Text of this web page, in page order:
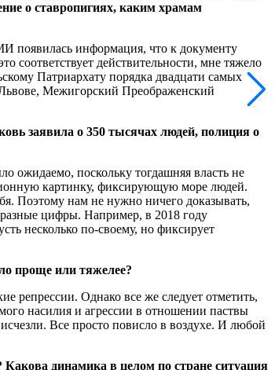
о ставропигиях, каким храмам
появилась информация, что к документу
соответствует действительности, мне тяжело
Патриархату порядка двадцати самых
Межигорский Преображенский
заявила о 350 тысячах людей, полиция о
ожидаемо, поскольку тогдашняя власть не
картинку, фиксирующую море людей.
Поэтому нам не нужно ничего доказывать,
цифры. Например, в 2018 году
несколько по-своему, но фиксирует
проще или тяжелее?
репрессии. Однако все же следует отметить,
насилия и агрессии в отношении паствы
Все просто повисло в воздухе. И любой
Какова динамика в целом по стране ситуация